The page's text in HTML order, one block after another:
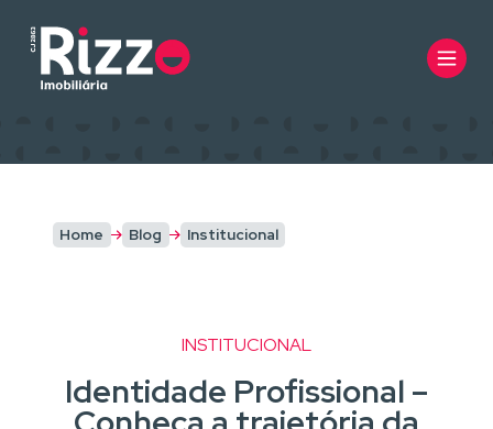
Home Blog Institucional
INSTITUCIONAL
Identidade Profissional –